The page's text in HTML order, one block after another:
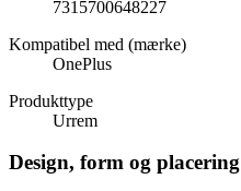
7315700648227
Kompatibel med (mærke)
OnePlus
Produkttype
Urrem
Design, form og placering